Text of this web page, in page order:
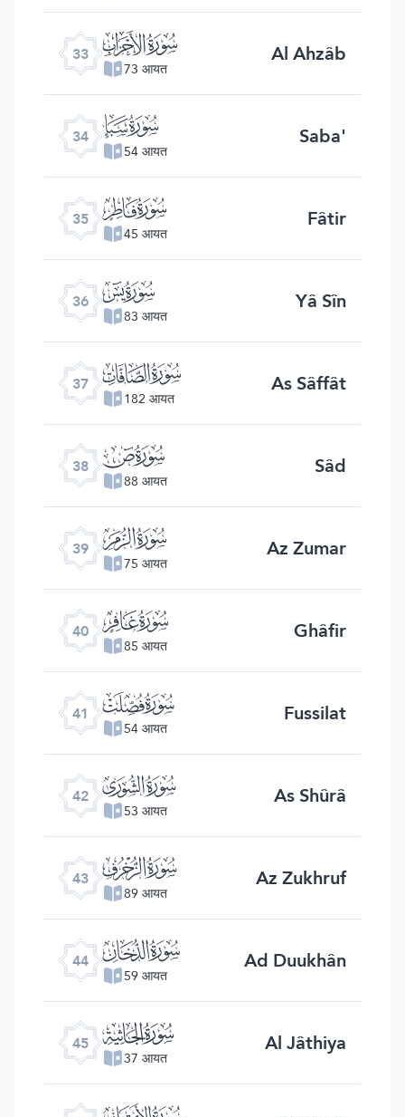
33 ﮭ
73 आयत Al Ahzâb
34 ﮮ
54 आयत Saba'
35 ﮯ
45 आयत Fâtir
36 ﮰ
83 आयत Yâ Sîn
37 ﮱ
182 आयत As Sâffât
38 ﯓ
88 आयत Sâd
39 ﯔ
75 आयत Az Zumar
40 ﯕ
85 आयत Ghâfir
41 ﯖ
54 आयत Fussilat
42 ﯗ
53 आयत As Shûrâ
43 ﯘ
89 आयत Az Zukhruf
44 ﯙ
59 आयत Ad Duukhân
45 ﯚ
37 आयत Al Jâthiya